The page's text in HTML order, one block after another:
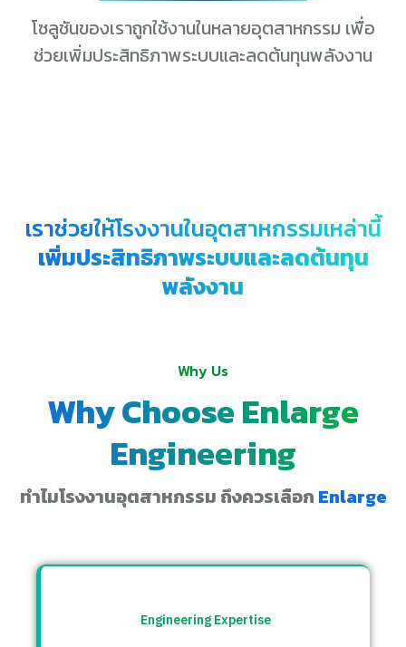
โซลูชันของเราถูกใช้งานในหลายอุตสาหกรรม เพื่อ
ช่วยเพิ่มประสิทธิภาพระบบและลดต้นทุนพลังงาน
เราช่วยให้โรงงานในอุตสาหกรรมเหล่านี้
เพิ่มประสิทธิภาพระบบและลดต้นทุน
พลังงาน
Why Us
Why Choose Enlarge
Engineering
ทำไมโรงงานอุตสาหกรรม ถึงควรเลือก Enlarge
Engineering Expertise